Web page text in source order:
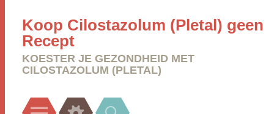
Koop Cilostazolum (Pletal) geen
Recept
KOESTER JE GEZONDHEID MET
CILOSTAZOLUM (PLETAL)
Menu Widgets Search